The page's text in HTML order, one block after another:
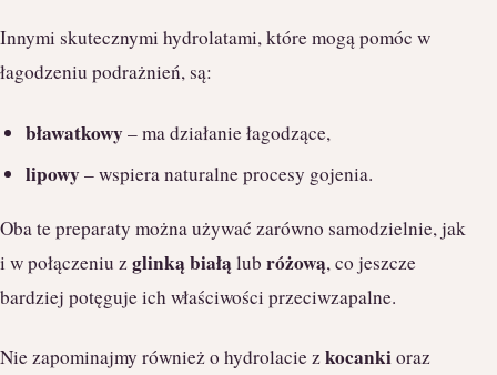
Innymi skutecznymi hydrolatami, które mogą pomóc w
łagodzeniu podrażnień, są:
bławatkowy– ma działanie łagodzące,
lipowy– wspiera naturalne procesy gojenia.
Oba te preparaty można używać zarówno samodzielnie, jak
i w połączeniu zglinką białą lub różową, co jeszcze
bardziej potęguje ich właściwości przeciwzapalne.
Nie zapominajmy również o hydrolacie zkocankioraz